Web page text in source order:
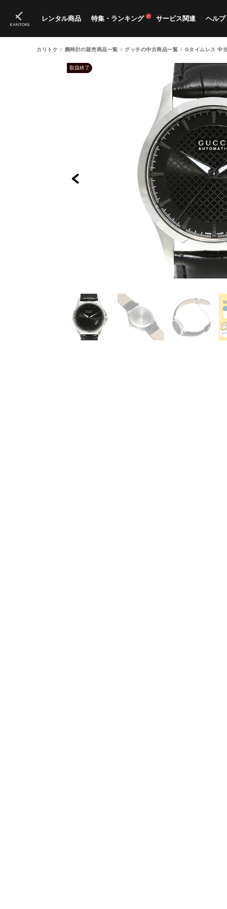
レンタル商品
ブランド一覧 すべての商品 新入荷商品 新
特集・ランキング
特集 ランキング
サービス関連
料金プラン 獲
ヘルプ
ご
カリトケ 腕時計の販売商品一覧 グッチの中古商品一覧 Gタイムレス 中
取扱終了